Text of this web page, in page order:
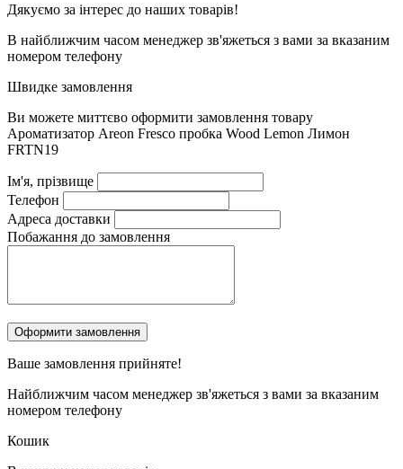
Дякуємо за інтерес до наших товарів!
В найближчим часом менеджер зв'яжеться з вами за вказаним
номером телефону
Швидке замовлення
Ви можете миттєво оформити замовлення товару
Ароматизатор Areon Fresco пробка Wood Lemon Лимон
FRTN19
Ім'я, прізвище
Телефон
Адреса доставки
Побажання до замовлення
Ваше замовлення прийняте!
Найближчим часом менеджер зв'яжеться з вами за вказаним
номером телефону
Кошик